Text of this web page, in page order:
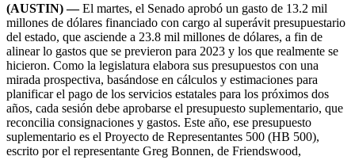
(AUSTIN) —El martes, el Senado aprobó un gasto de 13.2 mil
millones de dólares financiado con cargo al superávit presupuestario
del estado, que asciende a 23.8 mil millones de dólares, a fin de
alinear lo gastos que se previeron para 2023 y los que realmente se
hicieron. Como la legislatura elabora sus presupuestos con una
mirada prospectiva, basándose en cálculos y estimaciones para
planificar el pago de los servicios estatales para los próximos dos
años, cada sesión debe aprobarse el presupuesto suplementario, que
reconcilia consignaciones y gastos. Este año, ese presupuesto
suplementario es el Proyecto de Representantes 500 (HB 500),
escrito por el representante Greg Bonnen, de Friendswood,